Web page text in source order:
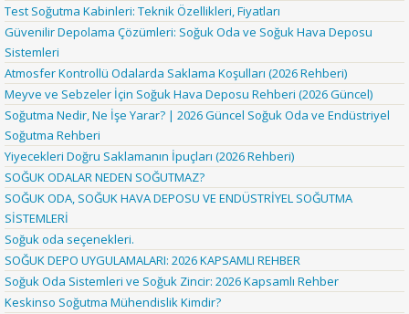
Test Soğutma Kabinleri: Teknik Özellikleri, Fiyatları
Güvenilir Depolama Çözümleri: Soğuk Oda ve Soğuk Hava Deposu
Sistemleri
Atmosfer Kontrollü Odalarda Saklama Koşulları (2026 Rehberi)
Meyve ve Sebzeler İçin Soğuk Hava Deposu Rehberi (2026 Güncel)
Soğutma Nedir, Ne İşe Yarar? | 2026 Güncel Soğuk Oda ve Endüstriyel
Soğutma Rehberi
Yiyecekleri Doğru Saklamanın İpuçları (2026 Rehberi)
SOĞUK ODALAR NEDEN SOĞUTMAZ?
SOĞUK ODA, SOĞUK HAVA DEPOSU VE ENDÜSTRİYEL SOĞUTMA
SİSTEMLERİ
Soğuk oda seçenekleri.
SOĞUK DEPO UYGULAMALARI: 2026 KAPSAMLI REHBER
Soğuk Oda Sistemleri ve Soğuk Zincir: 2026 Kapsamlı Rehber
Keskinso Soğutma Mühendislik Kimdir?